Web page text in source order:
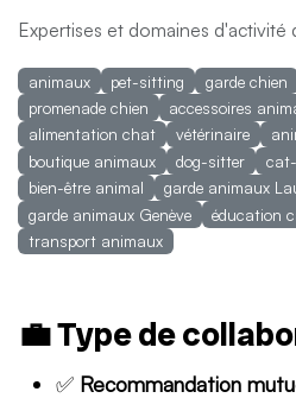
Expertises et domaines d'activité
animaux pet-sitting garde chien
promenade chien
accessoires
alimentation chat
vétérinaire
boutique animaux
dog-sitter
bien-être animal
garde animaux
garde animaux Genève
éducation
transport animaux
💼 Type de
✅ Recommandation